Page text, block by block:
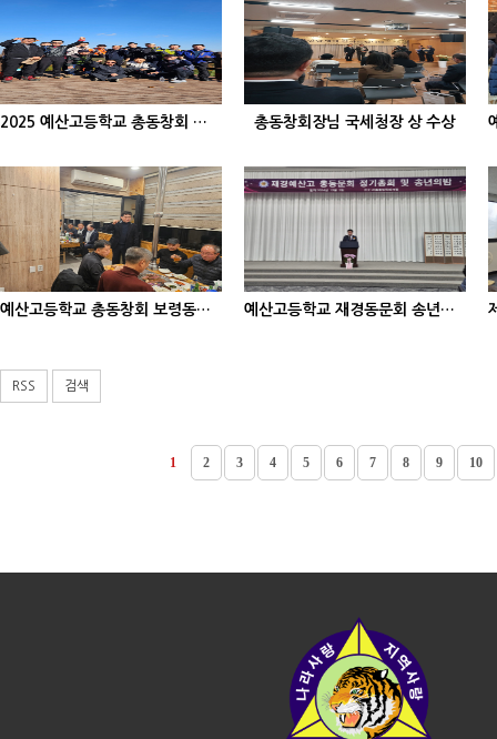
2025 예산고등학교 총동창회 가족산행 총동창회장님 국세청장 상 수상
예산고등학교 총동창회 보령동문회 송년의 밤 예산고등학교 재경동문회 송년의 밤
RSS 검색
1 2 3 4 5 6 7 8 9 10